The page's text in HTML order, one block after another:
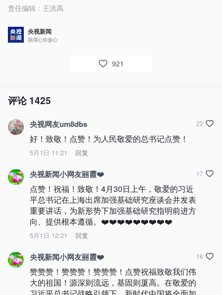
责任编辑： 王洪禹
央视新闻
我用心你放心
921
评论1425
央视网友um8dbs
好！致敬！点赞！为人民敬爱的总书记点赞！
5月1日 11:21 回复
22
央视新闻小网友丽霞❤️
点赞！祝福！致敬！4月30日上午，敬爱的习近
平总书记在上海出席加强基础研究座谈会并发表
重要讲话，为新形势下加强基础研究指明前进方
向、提供根本遵循。❤️❤️❤️❤️❤️❤️❤️❤️❤️
5月1日 12:21 回复
17
央视新闻小网友丽霞❤️
赞赞赞！赞赞赞！赞赞赞！点赞祝福致敬我们伟
大的祖国！源深则流远，基固则厦高。在敬爱的
16